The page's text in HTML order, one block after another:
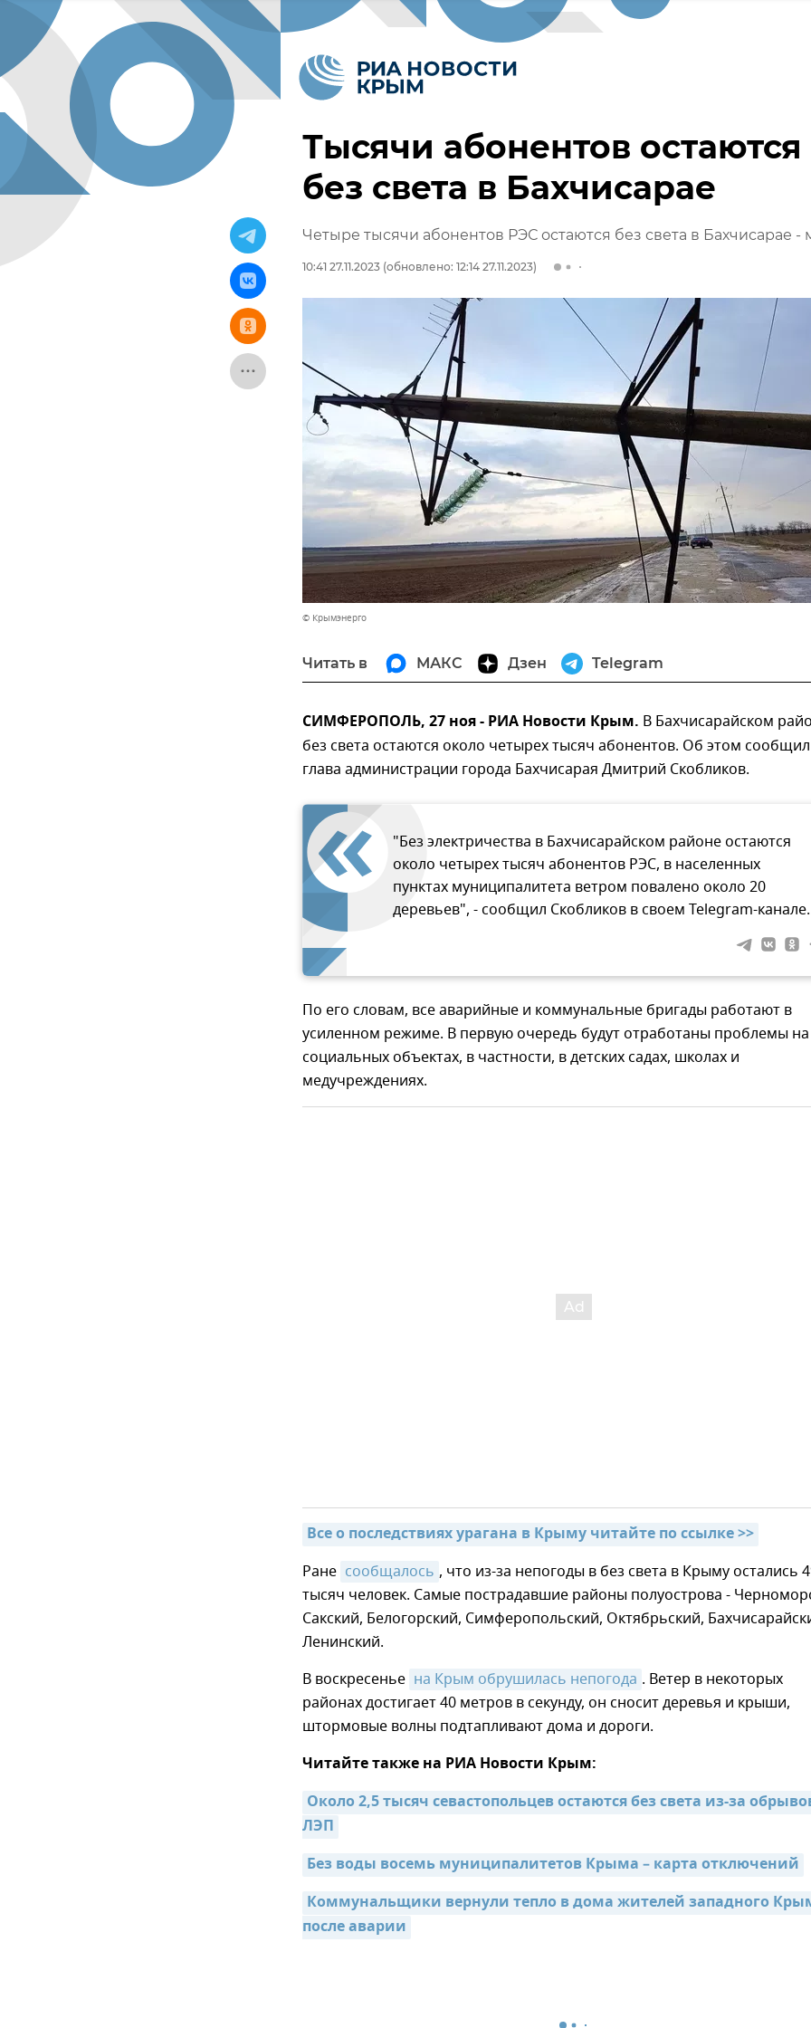
Тысячи абонентов остаются
без света в Бахчисарае
Четыре тысячи абонентов РЭС остаются без света в Бахчисарае -
10:41 27.11.2023 (обновлено: 12:14 27.11.2023)
© Крымэнерго
Читать в МАКС Дзен Telegram
СИМФЕРОПОЛЬ, 27 ноя - РИА Новости Крым. В Бахчисарайском
без света остаются около четырех тысяч абонентов. Об этом сообщил
глава администрации города Бахчисарая Дмитрий Скобликов.
"Без электричества в Бахчисарайском районе остаются
около четырех тысяч абонентов РЭС, в населенных
пунктах муниципалитета ветром повалено около 20
деревьев", - сообщил Скобликов в своем Telegram-канале.
По его словам, все аварийные и коммунальные бригады работают в
усиленном режиме. В первую очередь будут отработаны проблемы на
социальных объектах, в частности, в детских садах, школах и
медучреждениях.
Все о последствиях урагана в Крыму читайте по ссылке >>
Ране сообщалось , что из-за непогоды в без света в Крыму остались
тысяч человек. Самые пострадавшие районы полуострова -
Сакский, Белогорский, Симферопольский, Октябрьский,
Ленинский.
В воскресенье на Крым обрушилась непогода . Ветер в некоторых
районах достигает 40 метров в секунду, он сносит деревья и крыши,
штормовые волны подтапливают дома и дороги.
Читайте также на РИА Новости Крым:
Около 2,5 тысяч севастопольцев остаются без света из-за
ЛЭП
Без воды восемь муниципалитетов Крыма – карта отключений
Коммунальщики вернули тепло в дома жителей западного
после аварии